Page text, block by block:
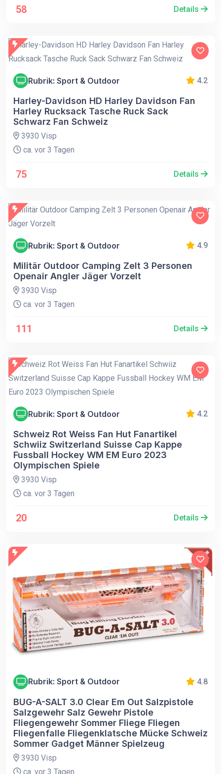
58 Details
Rubrik: Sport & Outdoor 4.2
Harley-Davidson HD Harley Davidson Fan
Harley Rucksack Tasche Ruck Sack
Schwarz Fan Schweiz
3930 Visp
ca. vor 3 Tagen
75 Details
Rubrik: Sport & Outdoor 4.9
Militär Outdoor Camping Zelt 3 Personen
Openair Angler Jäger Vorzelt
3930 Visp
ca. vor 3 Tagen
111 Details
Rubrik: Sport & Outdoor 4.2
Schweiz Rot Weiss Fan Hut Fanartikel
Schwiiz Switzerland Suisse Cap Kappe
Fussball Hockey WM EM Euro 2023
Olympischen Spiele
3930 Visp
ca. vor 3 Tagen
20 Details
Rubrik: Sport & Outdoor 4.8
BUG-A-SALT 3.0 Clear Em Out Salzpistole
Salzgewehr Salz Gewehr Pistole
Fliegengewehr Sommer Fliege Fliegen
Fliegenfalle Fliegenklatsche Mücke Schweiz
Sommer Gadget Männer Spielzeug
3930 Visp
ca. vor 3 Tagen